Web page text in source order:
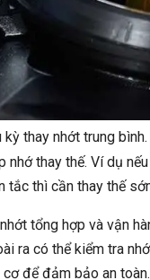
thay nhớt trung
nhớ thay thế. Ví dụ
tắc thì cần thay thế
tổng hợp và vận
ra có thể kiểm tra
để đảm bảo an